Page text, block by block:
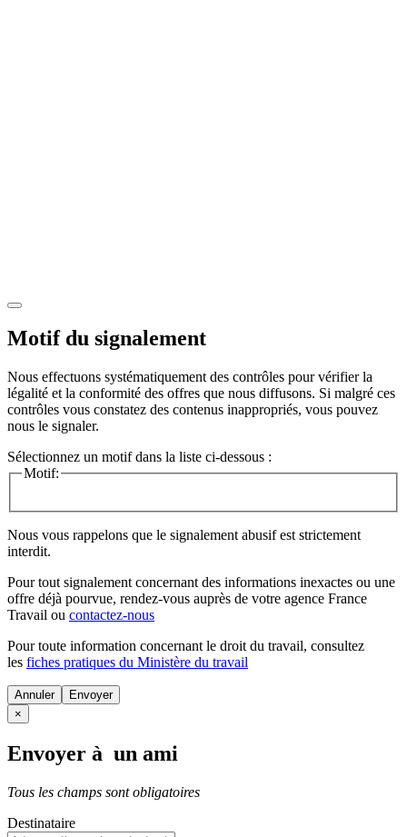
Motif du signalement
Nous effectuons systématiquement des contrôles pour vérifier la
légalité et la conformité des offres que nous diffusons. Si malgré ces
contrôles vous constatez des contenus inappropriés, vous pouvez
nous le signaler.
Sélectionnez un motif dans la liste ci-dessous :
Motif:
Nous vous rappelons que le signalement abusif est strictement
interdit.
Pour tout signalement concernant des informations inexactes ou une
offre déjà pourvue, rendez-vous auprès de votre agence France
Travail ou contactez-nous
Pour toute information concernant le droit du travail, consultez
les fiches pratiques du Ministère du travail
Annuler
×
Envoyer à un ami
Tous les champs sont obligatoires
Destinataire